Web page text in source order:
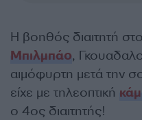
Η βοηθός διαιτητή στο
Μπιλμπάο,
αιμόφυρτη μετά την
είχε με τηλεοπτική
ο 4ος διαιτητής!